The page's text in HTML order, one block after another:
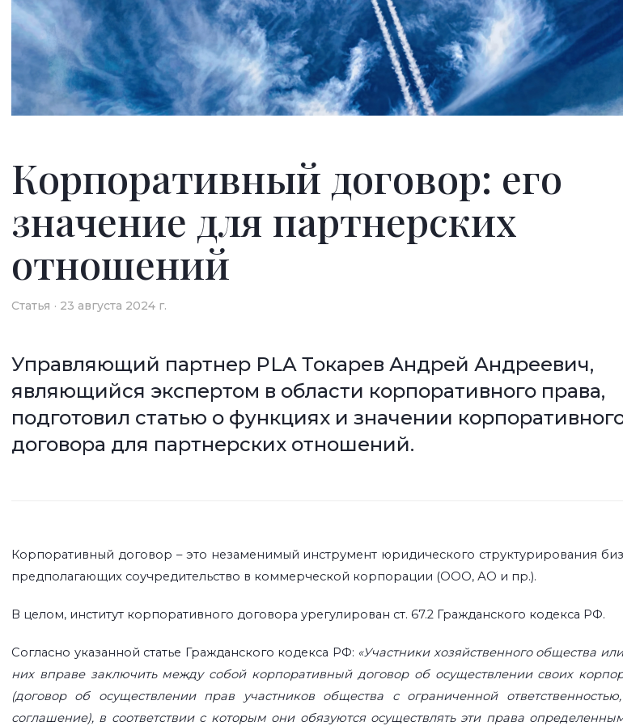
Корпоративный договор: его
значение для партнерских
отношений
Статья 23 августа 2024 г.
Управляющий партнер PLA Токарев Андрей Андреевич,
являющийся экспертом в области корпоративного права,
подготовил статью о функциях и значении
договора для партнерских отношений.
Корпоративный договор – это незаменимый инструмент юридического структурирования
предполагающих соучредительство в коммерческой корпорации (ООО, АО и пр.).
В целом, институт корпоративного договора урегулирован ст. 67.2 Гражданского кодекса РФ.
Согласно указанной статье Гражданского кодекса РФ: «Участники хозяйственного общества
них вправе заключить между собой корпоративный договор об осуществлении своих
(договор об осуществлении прав участников общества с ограниченной
соглашение), в соответствии с которым они обязуются осуществлять эти права